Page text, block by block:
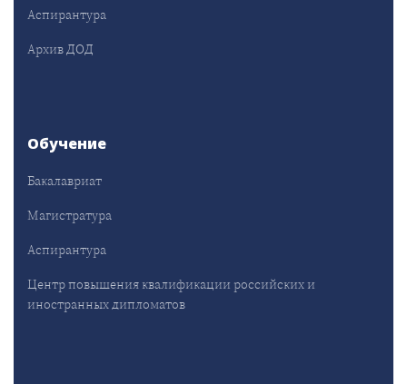
Аспирантура
Архив ДОД
Обучение
Бакалавриат
Магистратура
Аспирантура
Центр повышения квалификации российских и
иностранных дипломатов